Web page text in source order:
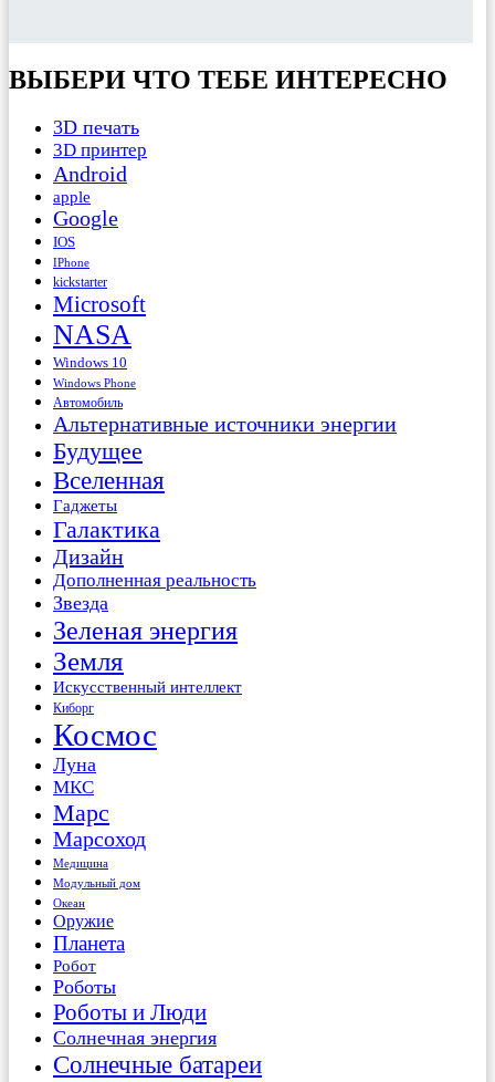
ВЫБЕРИ ЧТО ТЕБЕ ИНТЕРЕСНО
3D печать
3D принтер
Android
apple
Google
IOS
IPhone
kickstarter
Microsoft
NASA
Windows 10
Windows Phone
Автомобиль
Альтернативные источники энергии
Будущее
Вселенная
Гаджеты
Галактика
Дизайн
Дополненная реальность
Звезда
Зеленая энергия
Земля
Искусственный интеллект
Киборг
Космос
Луна
МКС
Марс
Марсоход
Медицина
Модульный дом
Океан
Оружие
Планета
Робот
Роботы
Роботы и Люди
Солнечная энергия
Солнечные батареи